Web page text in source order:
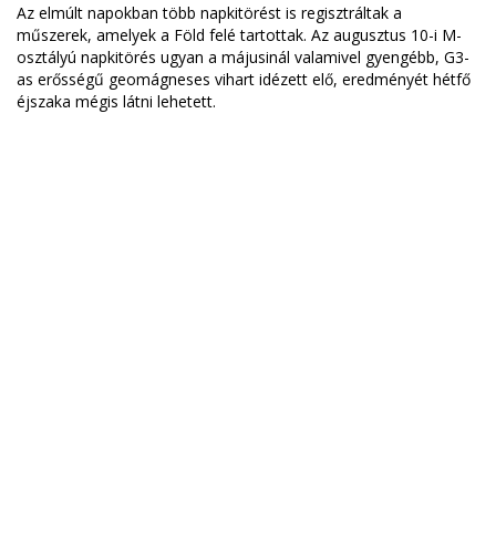
Az elmúlt napokban több napkitörést is regisztráltak a
műszerek, amelyek a Föld felé tartottak. Az augusztus 10-i M-
osztályú napkitörés ugyan a májusinál valamivel gyengébb, G3-
as erősségű geomágneses vihart idézett elő, eredményét hétfő
éjszaka mégis látni lehetett.